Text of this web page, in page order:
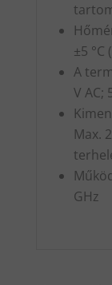
±5 °C
A
V AC;
Max.
GHz